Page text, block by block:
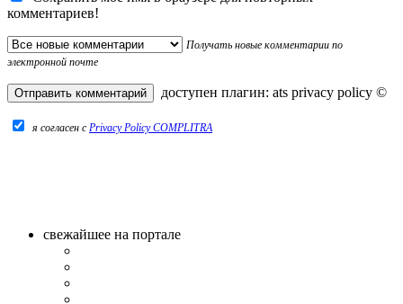
комментариев!
Получать новые комментарии по
электронной почте
доступен плагин: ats privacy policy ©
я согласен c Privacy Policy COMPLITRA
свежайшее на портале